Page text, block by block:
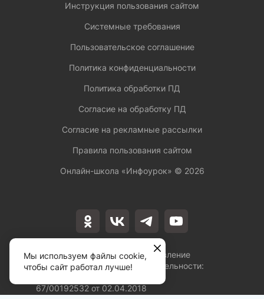
Лицензия на осуществление
образовательной деятельности:
67/00192532 от 02.04.2018
Инструкция пользования сайтом
Системные требования
Пользовательское соглашение
Политика конфиденциальности
Политика обработки ПД
Согласие на обработку ПД
Согласие на рекламные рассылки
Правила пользования сайтом
Онлайн-школа «Инфоурок» © 2026
Мы используем файлы cookie,
чтобы сайт работал лучше!